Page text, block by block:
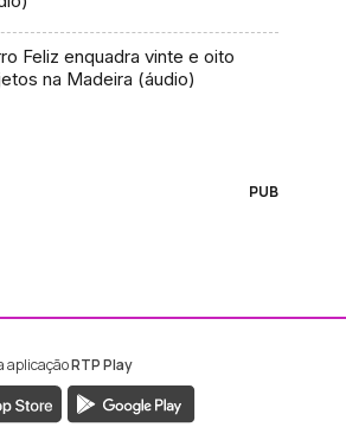
Feliz enquadra vinte e oito
na Madeira (áudio)
PUB
Madeira
aplicaçãoRTP Play